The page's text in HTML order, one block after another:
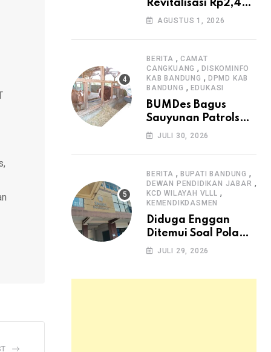
Revitalisasi Rp2,4
Miliar, SMPN 1
Masyarakat Sambut
Antusias
AGUSTUS 1, 2026
BERITA , CAMAT
CANGKUANG ,DISKOMINFO
KAB BANDUNG , DPMD KAB
BANDUNG , EDUKASI
BUMDes Bagus
Sauyunan Patrolsari
Alokasikan 20
untuk Ketahanan
Pangan Hewani dan
Nabati
JULI 30, 2026
BERITA , BUPATI BANDUNG ,
DEWAN PENDIDIKAN JABAR ,
KCD WILAYAH VLLL ,
KEMENDIKDASMEN
Diduga Enggan
Ditemui Soal Pola
SPMB, Kepsek SMAN
JULI 29, 2026